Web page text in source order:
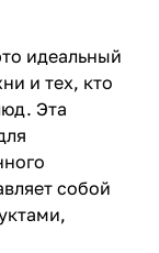
идеальный
и тех, кто
Эта
собой